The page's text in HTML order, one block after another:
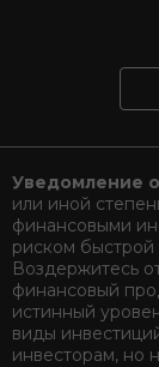
Уведомление
или иной
финансовыми
риском быстрой
Воздержитесь
финансовый
истинный
виды
инвесторам, но